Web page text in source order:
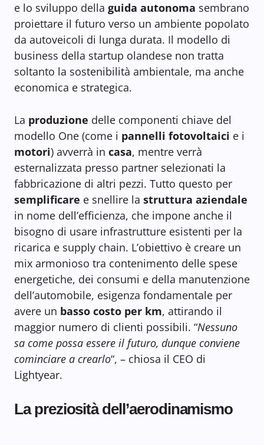
e lo sviluppo della guida autonoma sembrano
proiettare il futuro verso un ambiente popolato
da autoveicoli di lunga durata. Il modello di
business della startup olandese non tratta
soltanto la sostenibilità ambientale, ma anche
economica e strategica.
La produzione delle componenti chiave del
modello One (come i pannelli fotovoltaici e i
motori) avverrà in casa, mentre verrà
esternalizzata presso partner selezionati la
fabbricazione di altri pezzi. Tutto questo per
semplificare e snellire la struttura aziendale
in nome dell’efficienza, che impone anche il
bisogno di usare infrastrutture esistenti per la
ricarica e supply chain. L’obiettivo è creare un
mix armonioso tra contenimento delle spese
energetiche, dei consumi e della manutenzione
dell’automobile, esigenza fondamentale per
avere un basso costo per km, attirando il
maggior numero di clienti possibili. “Nessuno
sa come possa essere il futuro, dunque conviene
cominciare a crearlo“, – chiosa il CEO di
Lightyear.
La preziosità dell’aerodinamismo